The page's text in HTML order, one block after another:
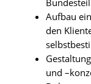
Aufbau
den
und